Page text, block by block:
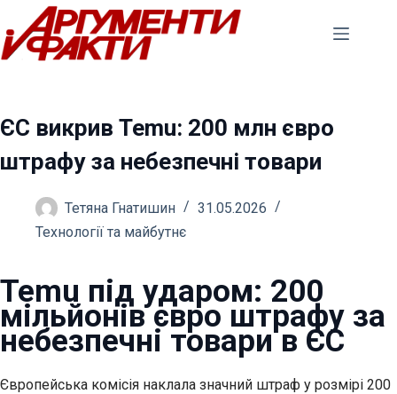
Перейти
до
вмісту
ЄС викрив Temu: 200 млн євро
штрафу за небезпечні товари
Тетяна Гнатишин
31.05.2026
Технології та майбутнє
Temu під ударом: 200
мільйонів євро штрафу за
небезпечні товари в ЄС
Європейська комісія наклала значний штраф у розмірі 200